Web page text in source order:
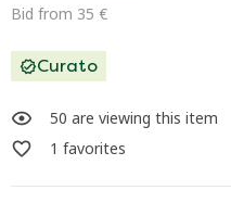
Bid from 35 €
Curato
50 are viewing this item
1 favorites